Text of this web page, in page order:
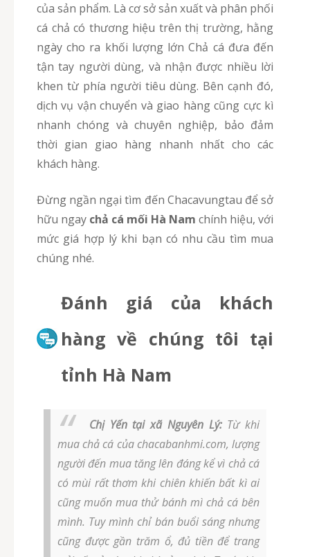
của sản phẩm. Là cơ sở sản xuất và phân phối
cá chả có thương hiệu trên thị trường, hằng
ngày cho ra khối lượng lớn Chả cá đưa đến
tận tay người dùng, và nhận được nhiều lời
khen từ phía người tiêu dùng. Bên cạnh đó,
dịch vụ vận chuyển và giao hàng cũng cực kì
nhanh chóng và chuyên nghiệp, bảo đảm
thời gian giao hàng nhanh nhất cho các
khách hàng.
Đừng ngần ngại tìm đến Chacavungtau để sở
hữu ngay chả cá mối Hà Nam chính hiệu, với
mức giá hợp lý khi bạn có nhu cầu tìm mua
chúng nhé.
Đánh giá của khách
hàng về chúng tôi tại
tỉnh Hà Nam
Chị Yến tại xã Nguyên Lý:Từ khi
mua chả cá của chacabanhmi.com, lượng
người đến mua tăng lên đáng kể vì chả cá
có mùi rất thơm khi chiên khiến bất kì ai
cũng muốn mua thử bánh mì chả cá bên
mình. Tuy mình chỉ bán buổi sáng nhưng
cũng được gần trăm ổ, đủ tiền để trang